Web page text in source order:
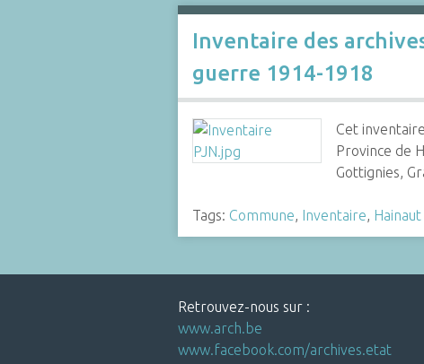
Inventaire des
guerre 1914-1918
Cet
Province de
Gottignies,
Tags: Commune, Inventaire, Hainaut
Retrouvez-nous sur :
www.arch.be
www.facebook.com/archives.etat